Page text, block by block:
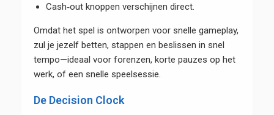
Cash‑out knoppen verschijnen direct.
Omdat het spel is ontworpen voor snelle gameplay,
zul je jezelf betten, stappen en beslissen in snel
tempo—ideaal voor forenzen, korte pauzes op het
werk, of een snelle speelsessie.
De Decision Clock